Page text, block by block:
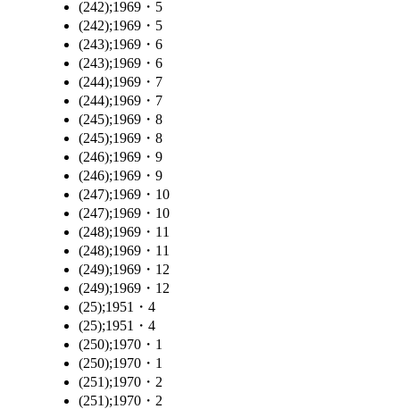
(242);1969・5
(242);1969・5
(243);1969・6
(243);1969・6
(244);1969・7
(244);1969・7
(245);1969・8
(245);1969・8
(246);1969・9
(246);1969・9
(247);1969・10
(247);1969・10
(248);1969・11
(248);1969・11
(249);1969・12
(249);1969・12
(25);1951・4
(25);1951・4
(250);1970・1
(250);1970・1
(251);1970・2
(251);1970・2